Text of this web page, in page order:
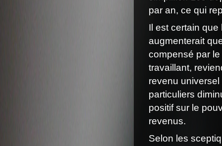
par an, ce qui
Il est certain que
augmenterait
compensé par
travaillant,
revenu
particuliers
positif sur le
revenus.
Selon les